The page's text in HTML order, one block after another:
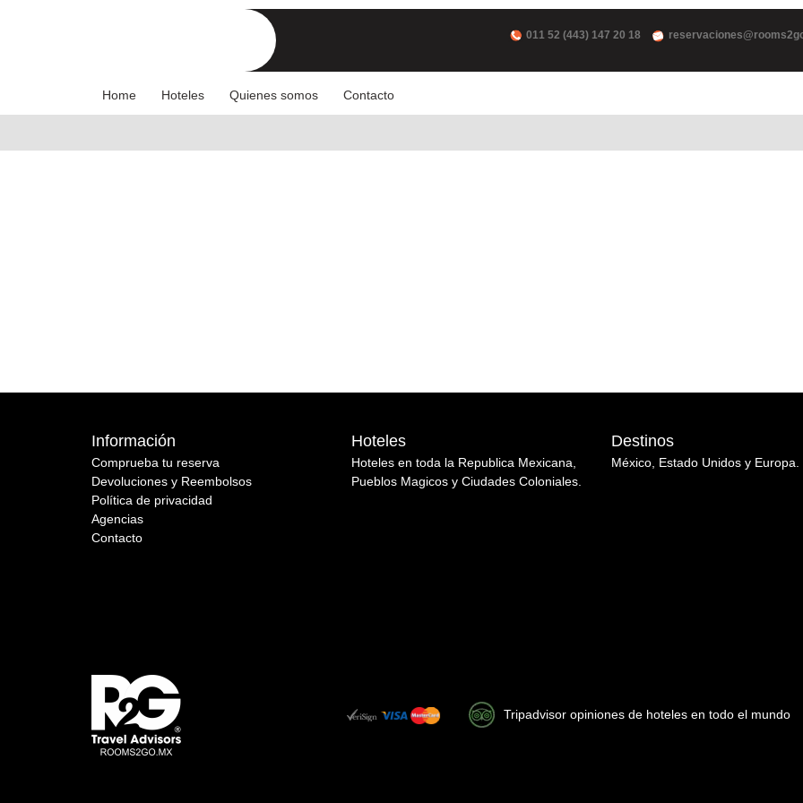
011 52 (443) 147 20 18
Home Hoteles Quienes somos Contacto
Información
Comprueba tu reserva
Devoluciones y Reembolsos
Política de privacidad
Agencias
Contacto
Hoteles
Hoteles en toda la Republica Mexicana,
Pueblos Magicos y Ciudades Coloniales.
Destinos
México, Estado Unidos y Europa.
Tripadvisor opiniones de hoteles en todo el mundo